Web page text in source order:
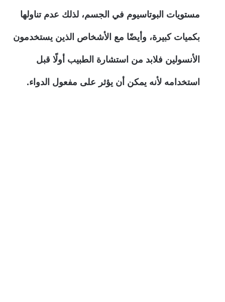
مستويات البوتاسيوم في الجسم، لذلك عدم تناولها
بكميات كبيرة، وأيضًا مع الأشخاص الذين يستخدمون
الأنسولين فلابد من استشارة الطبيب أولًا قبل
استخدامه لأنه يمكن أن يؤثر على مفعول الدواء.